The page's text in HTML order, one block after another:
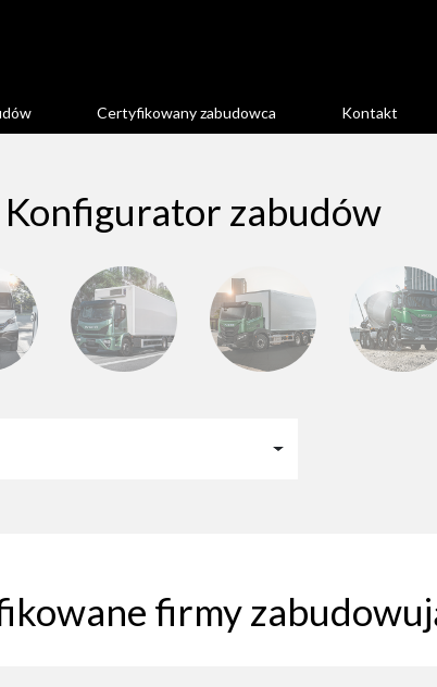
Certyfikowany zabudowca Kontakt
Konfigurator zabudów
firmy